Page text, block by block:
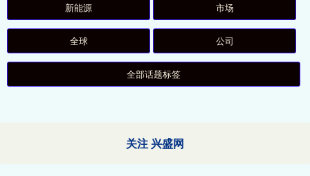
新能源 市场
全球 公司
全部话题标签
关注 兴盛网